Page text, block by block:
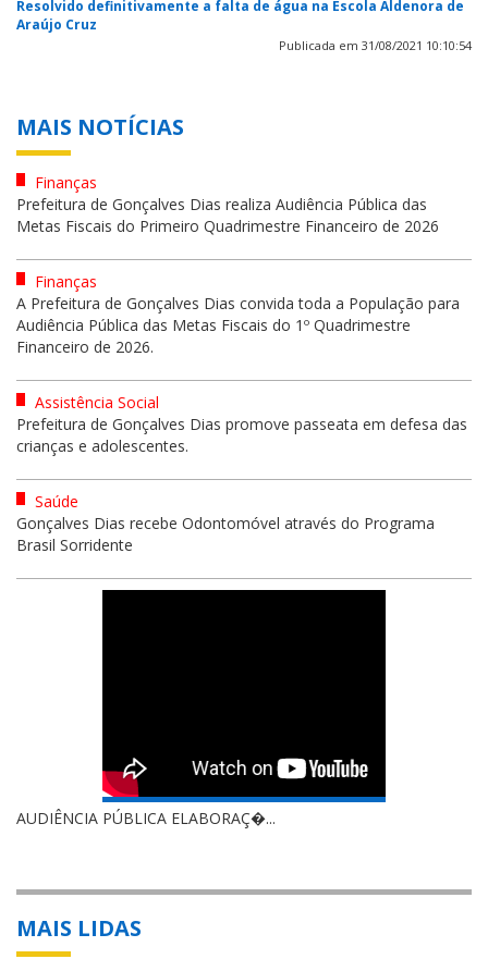
Resolvido definitivamente a falta de água na Escola Aldenora de
Araújo Cruz
Publicada em 31/08/2021 10:10:54
MAIS NOTÍCIAS
Finanças
Prefeitura de Gonçalves Dias realiza Audiência Pública das
Metas Fiscais do Primeiro Quadrimestre Financeiro de 2026
Finanças
A Prefeitura de Gonçalves Dias convida toda a População para
Audiência Pública das Metas Fiscais do 1º Quadrimestre
Financeiro de 2026.
Assistência Social
Prefeitura de Gonçalves Dias promove passeata em defesa das
crianças e adolescentes.
Saúde
Gonçalves Dias recebe Odontomóvel através do Programa
Brasil Sorridente
AUDIÊNCIA PÚBLICA ELABORAÇ�...
MAIS LIDAS